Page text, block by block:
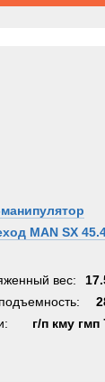
MAN SX
вес:
г/п кму гмп